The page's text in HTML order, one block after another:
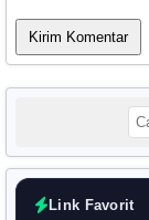
Link Favorit